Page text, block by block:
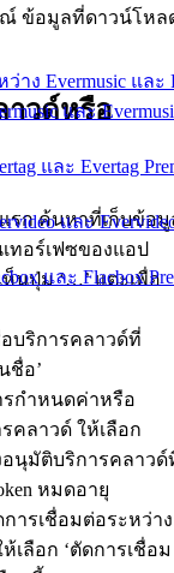
ง Evermusic และ
และ
และ Evertag
และ
และ Flacbox
ข้อมูลที่ดาวน์โหล
าวด์หรือ
รก ค้นหาที่เก็บข้อ
ทอร์เฟซของแอป
นปุ่ม ‘…’ แตะเพื่อ
บริการคลาวด์ที่
ชื่อ’
รกำหนดค่าหรือ
คลาวด์ ให้เลือก
อนุมัติบริการคลาวด์
หมดอายุ
ารเชื่อมต่อระหว่าง
ลือก ‘ตัดการเชื่อม